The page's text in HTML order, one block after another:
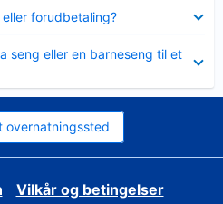
forudbetaling?
seng eller en barneseng til et
overnatningssted
Vilkår og betingelser